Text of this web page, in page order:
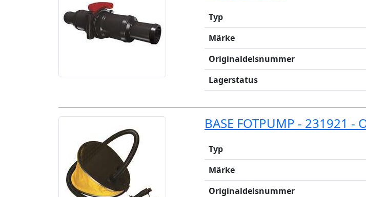
Typ
Märke
Originaldelsnummer
Lagerstatus
BASE FOTPUMP - 231921 -
Typ
Märke
Originaldelsnummer